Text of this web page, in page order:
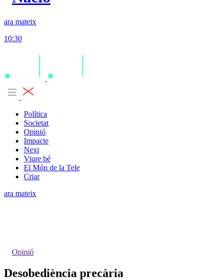
ara mateix
10:30
Política
Societat
Opinió
Impacte
Next
Viure bé
El Món de la Tele
Criar
ara mateix
Opinió
Desobediència precària